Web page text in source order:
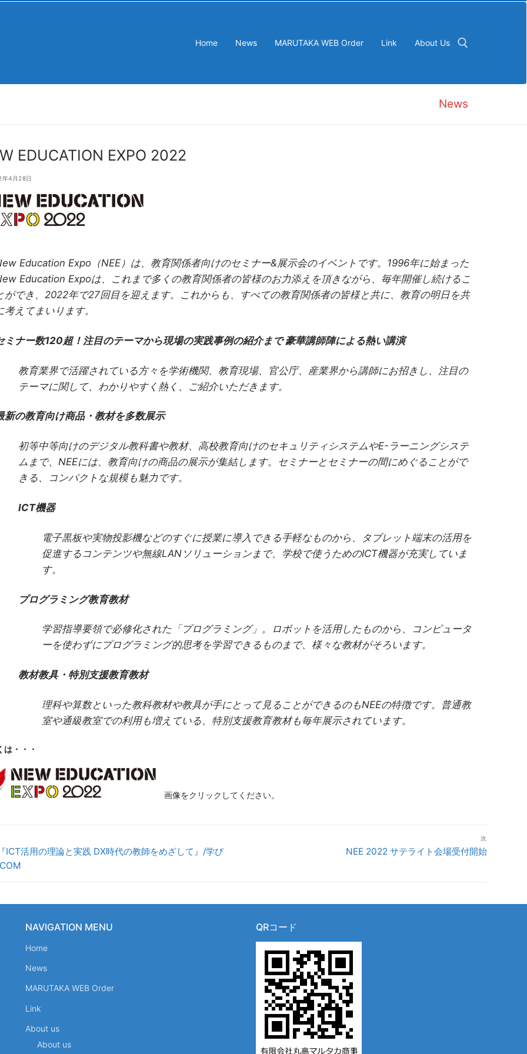
Home News MARUTAKA WEB Order Link About Us
News
EDUCATION EXPO 2022
4月28日
Education Expo（NEE）は、教育関係者向けのセミナー&展示会のイベントです。1996年に始まった
Education Expoは、これまで多くの教育関係者の皆様のお力添えを頂きながら、毎年開催し続けるこ
ができ、2022年で27回目を迎えます。これからも、すべての教育関係者の皆様と共に、教育の明日を共
考えてまいります。
ミナー数120超！注目のテーマから現場の実践事例の紹介まで 豪華講師陣による熱い講演
教育業界で活躍されている方々を学術機関、教育現場、官公庁、産業界から講師にお招きし、注目の
テーマに関して、わかりやすく熱く、ご紹介いただきます。
新の教育向け商品・教材を多数展示
初等中等向けのデジタル教科書や教材、高校教育向けのセキュリティシステムやE-ラーニングシステ
ムまで、NEEには、教育向けの商品の展示が集結します。セミナーとセミナーの間にめぐることがで
きる、コンパクトな規模も魅力です。
ICT機器
電子黒板や実物投影機などのすぐに授業に導入できる手軽なものから、タブレット端末の活用を
促進するコンテンツや無線LANソリューションまで、学校で使うためのICT機器が充実していま
す。
プログラミング教育教材
学習指導要領で必修化された「プログラミング」。ロボットを活用したものから、コンピュータ
ーを使わずにプログラミング的思考を学習できるものまで、様々な教材がそろいます。
教材教具・特別支援教育教材
理科や算数といった教科教材や教具が手にとって見ることができるのもNEEの特徴です。普通教
室や通級教室での利用も増えている、特別支援教育教材も毎年展示されています。
は・・・
画像をクリックしてください。
ICT活用の理論と実践 DX時代の教師をめざして』/学び
次
次
NEE 2022 サテライト会場受付開始
NAVIGATION MENU
Home
News
MARUTAKA WEB Order
Link
About us
About us
QRコード